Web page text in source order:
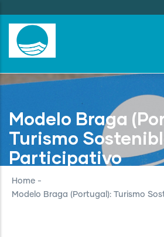
to
main
content
Modelo Braga
Turismo
Participativo
Home -
Modelo Braga (Portugal): Turismo